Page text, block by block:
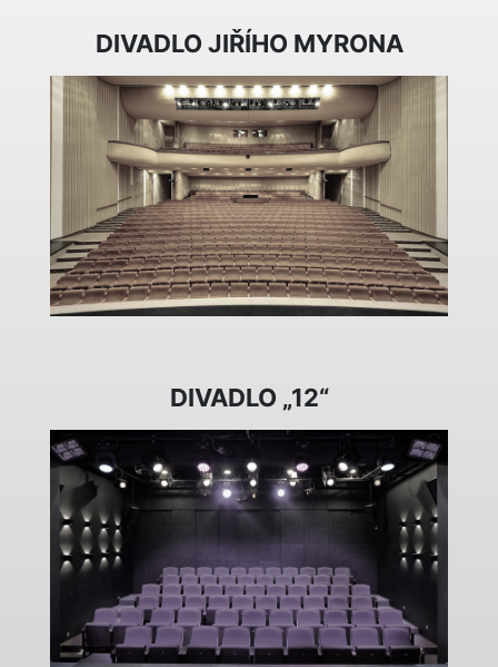
DIVADLO JIŘÍHO MYRONA
DIVADLO „12“